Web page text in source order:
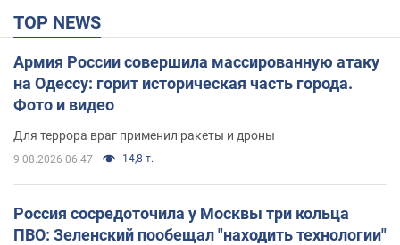
TOP NEWS
Армия России совершила массированную атаку
на Одессу: горит историческая часть города.
Фото и видео
Для террора враг применил ракеты и дроны
9.08.2026 06:47 14,8 т.
Россия сосредоточила у Москвы три кольца
ПВО: Зеленский пообещал "находить технологии"